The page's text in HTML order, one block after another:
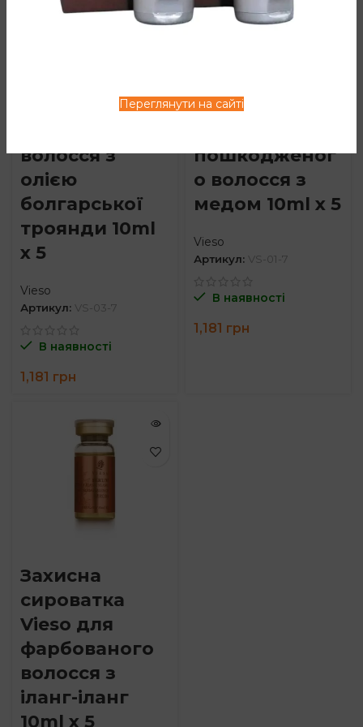
Переглянути на сайті
волосся з
олією
болгарської
троянди 10ml
x 5
Vieso
Артикул: VS-03-7
В наявності
1,181 грн
поживна Vieso
пошкодженог
о волосся з
медом 10ml x 5
Vieso
Артикул: VS-01-7
В наявності
1,181 грн
Захисна
сироватка
Vieso для
фарбованого
волосся з
іланг-іланг
10ml x 5